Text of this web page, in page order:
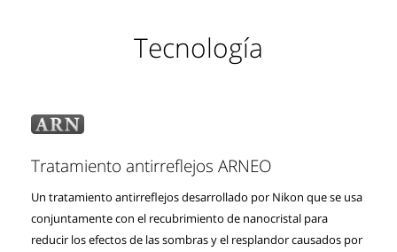
Tecnología
Tratamiento antirreflejos ARNEO
Un tratamiento antirreflejos desarrollado por Nikon que se usa
conjuntamente con el recubrimiento de nanocristal para
reducir los efectos de las sombras y el resplandor causados por